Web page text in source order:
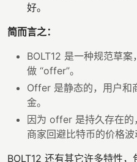
好。
简而言之：
BOLT12 是一种规范草案
做 “offer”。
Offer 是静态的，用户和
金。
因为 offer 是持久存在的
商家回避比特币的价格波
BOLT12 还有其它许多特性